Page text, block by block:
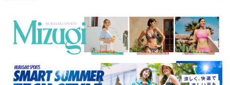
CATEGORY
ファッションTOP